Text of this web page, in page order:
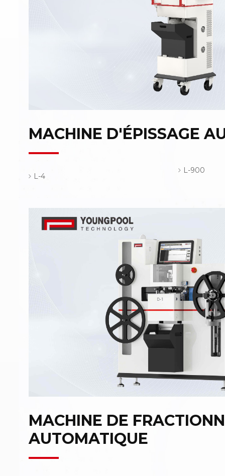
MACHINE D'ÉPISSAGE
L-4
L-900
MACHINE DE
AUTOMATIQUE